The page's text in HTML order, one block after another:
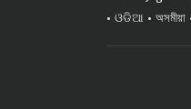
ଓଡିଆ
অসমীয়া